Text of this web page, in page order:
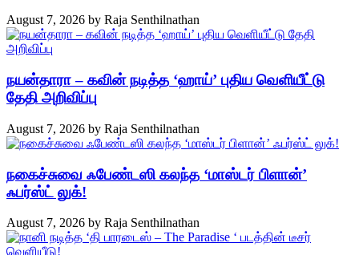
August 7, 2026 by Raja Senthilnathan
நயன்தாரா – கவின் நடித்த ‘ஹாய்’ புதிய வெளியீட்டு
தேதி அறிவிப்பு
August 7, 2026 by Raja Senthilnathan
நகைச்சுவை ஃபேண்டஸி கலந்த ‘மாஸ்டர் பிளான்’
ஃபர்ஸ்ட் லுக்!
August 7, 2026 by Raja Senthilnathan